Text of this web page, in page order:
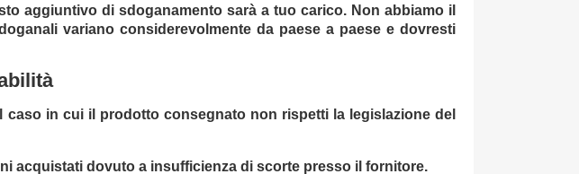
aggiuntivo di sdoganamento sarà a tuo carico. Non abbiamo il
variano considerevolmente da paese a paese e dovresti
in cui il prodotto consegnato non rispetti la legislazione del
acquistati dovuto a insufficienza di scorte presso il fornitore.